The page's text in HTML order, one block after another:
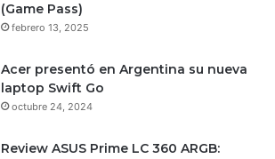
(Game Pass)
febrero 13, 2025
Acer presentó en Argentina su nueva
laptop Swift Go
octubre 24, 2024
Review ASUS Prime LC 360 ARGB: